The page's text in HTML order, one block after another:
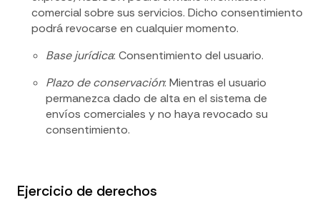
comercial sobre sus servicios. Dicho consentimiento
podrá revocarse en cualquier momento.
Base jurídica: Consentimiento del usuario.
Plazo de conservación: Mientras el usuario
permanezca dado de alta en el sistema de
envíos comerciales y no haya revocado su
consentimiento.
Ejercicio de derechos